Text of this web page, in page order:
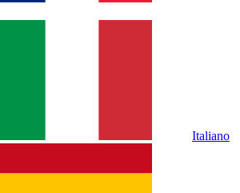
Italiano